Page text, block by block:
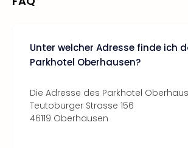
Unter welcher Adresse finde ich
Parkhotel Oberhausen?
Die Adresse des Parkhotel
Teutoburger Strasse 156
46119 Oberhausen